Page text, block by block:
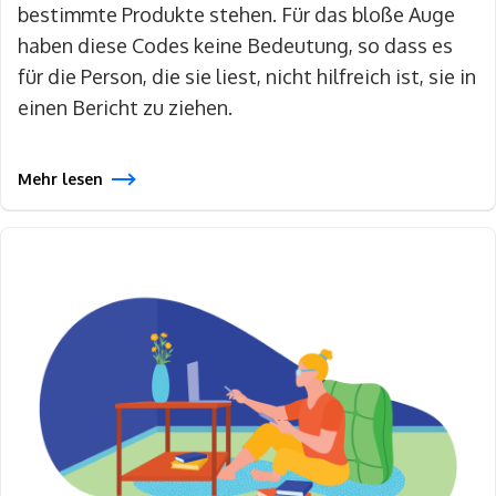
bestimmte Produkte stehen. Für das bloße Auge
haben diese Codes keine Bedeutung, so dass es
für die Person, die sie liest, nicht hilfreich ist, sie in
einen Bericht zu ziehen.
Mehr lesen